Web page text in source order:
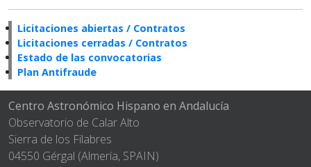
Licitaciones abiertas / Contratos
Licitaciones cerradas / Contratos
Estado de las convocatorias
Plan Antifraude
Centro Astronómico Hispano en Andalucía
Observatorio de Calar Alto
Sierra de los Filabres
04550 Gérgal (Almería, SPAIN)